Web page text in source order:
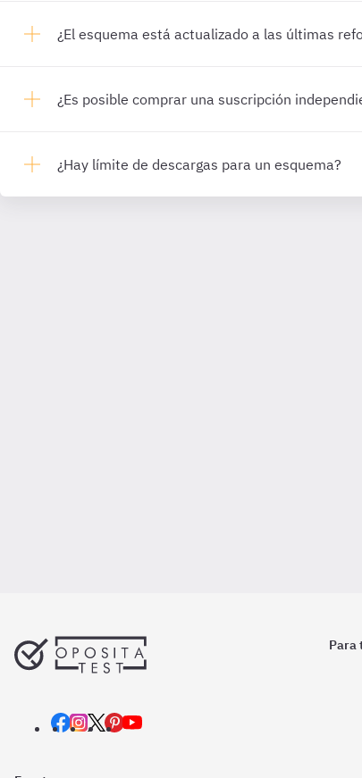
¿El esquema está actualizado a las últimas
¿Es posible comprar una suscripción
¿Hay límite de descargas para un esquema?
Para